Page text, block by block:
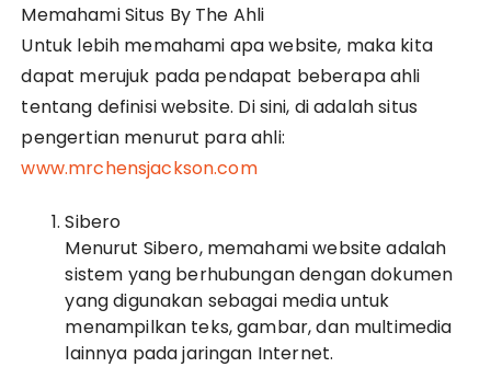
Memahami Situs By The Ahli
Untuk lebih memahami apa website, maka kita
dapat merujuk pada pendapat beberapa ahli
tentang definisi website. Di sini, di adalah situs
pengertian menurut para ahli:
www.mrchensjackson.com
Sibero
Menurut Sibero, memahami website adalah
sistem yang berhubungan dengan dokumen
yang digunakan sebagai media untuk
menampilkan teks, gambar, dan multimedia
lainnya pada jaringan Internet.